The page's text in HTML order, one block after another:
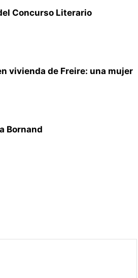
Concurso Literario
vivienda de Freire: una mujer
Bornand